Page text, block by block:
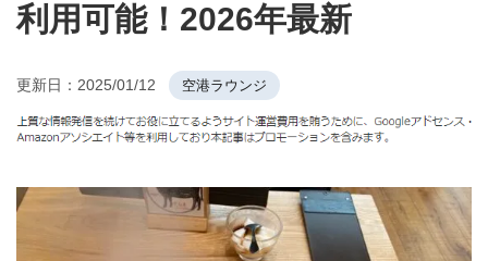
利用可能！2026年最新
更新日： 2025/01/12 空港ラウンジ